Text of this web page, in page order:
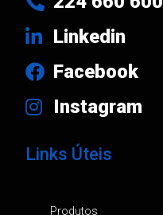
Linkedin
Facebook
Instagram
Links Úteis
Produtos